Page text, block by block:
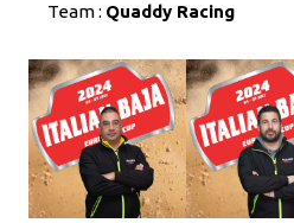
Team : Quaddy Racing